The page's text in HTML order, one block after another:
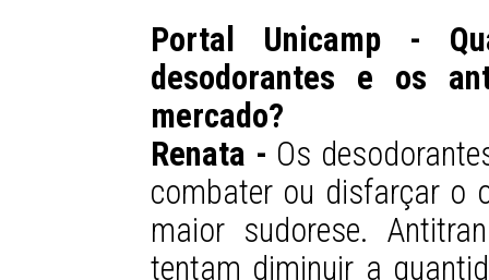
Portal Unicamp -
desodorantes e os
mercado?
Renata - Os
combater ou disfarçar o
maior sudorese.
tentam diminuir a